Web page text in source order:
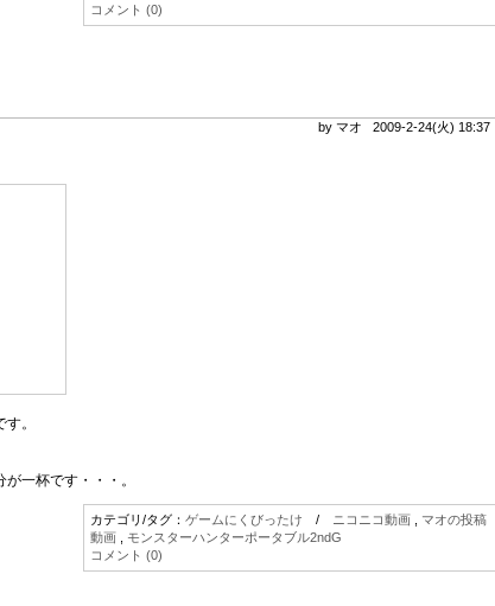
コメント (0)
by マオ 2009-2-24(火) 18:37
。
一杯です・・・。
カテゴリ/タグ： ゲームにくびったけ / ニコニコ動画
マオの投稿
動画
モンスターハンターポータブル2ndG
コメント (0)